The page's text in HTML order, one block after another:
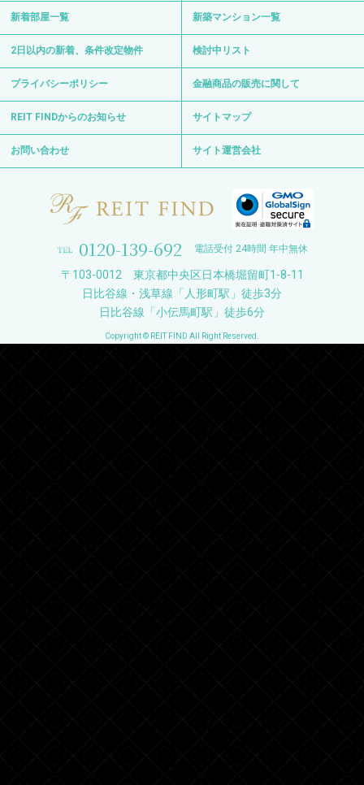
新着部屋一覧 新築マンション一覧
2日以内の新着、条件改定物件 検討中リスト
プライバシーポリシー 金融商品の販売に関して
REIT FINDからのお知らせ サイトマップ
お問い合わせ サイト運営会社
0120-139-692 電話受付 24時間 年中無休
〒103-0012 東京都中央区日本橋堀留町1-8-11
日比谷線・浅草線「人形町駅」徒歩3分
日比谷線「小伝馬町駅」徒歩6分
Copyright © REIT FIND All Right Reserved.